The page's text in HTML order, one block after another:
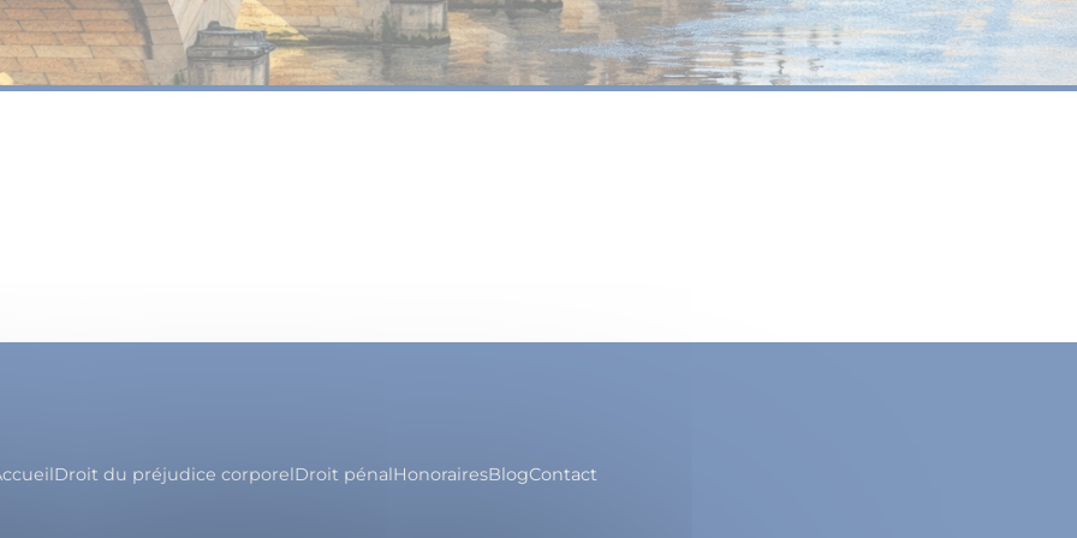
Droit du préjudice corporelDroit pénalHonorairesBlogContact